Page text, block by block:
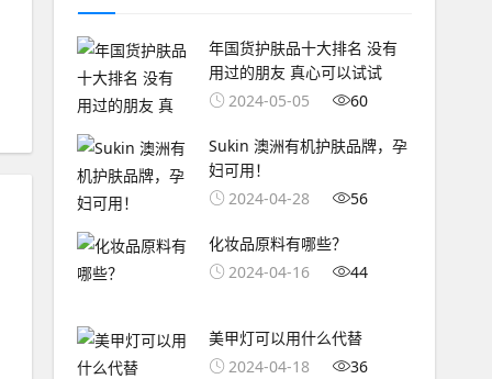
年国货护肤品十大排名 没有
用过的朋友 真心可以试试
2024-05-05
60
Sukin 澳洲有机护肤品牌，孕
妇可用！
2024-04-28
56
化妆品原料有哪些？
2024-04-16
44
美甲灯可以用什么代替
2024-04-18
36